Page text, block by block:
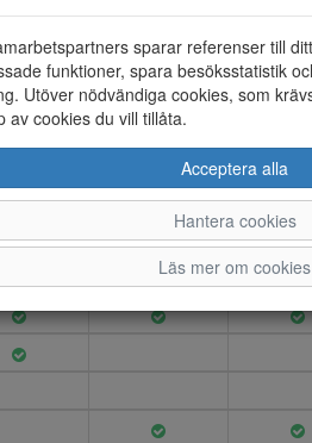
Färg:
36 37 38
sparar referenser till
funktioner, spara besöksstatistik
Utöver nödvändiga cookies, som
av cookies du vill tillåta.
Acceptera alla
Hantera cookies
Läs mer om cookies